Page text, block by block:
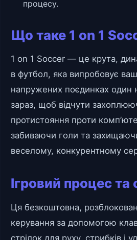
процесу.
Що таке 1 on 1
1 on 1 Soccer — це крута,
в футбол, яка випробовує
напружених поєдинках один
зараз, щоб відчути
протистояння проти
забиваючи голи та
веселому, конкурентному
Ігровий процес та
Ця безкоштовна,
керування за допомогою
стрілок для руху, стрибків і